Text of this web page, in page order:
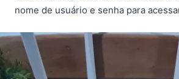
nome de usuário e senha para